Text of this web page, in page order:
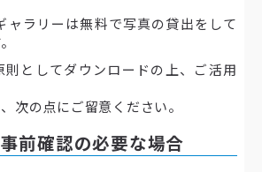
ャラリーは無料で写真の貸出をして
則としてダウンロードの上、ご活用
次の点にご留意ください。
前確認の必要な場合